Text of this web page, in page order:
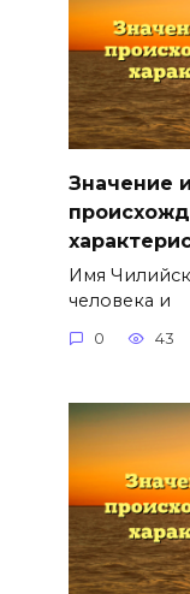
Значение
Имя
человека и
0 43